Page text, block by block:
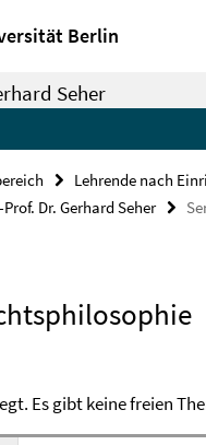
Berlin
Seher
Lehrende nach
Dr. Gerhard Seher
Es gibt keine freien